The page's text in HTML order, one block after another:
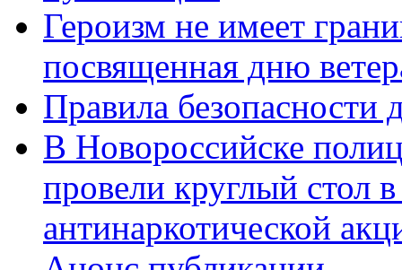
Героизм не имеет
посвященная дню
Правила безопасности
В Новороссийске
провели круглый стол
антинаркотической